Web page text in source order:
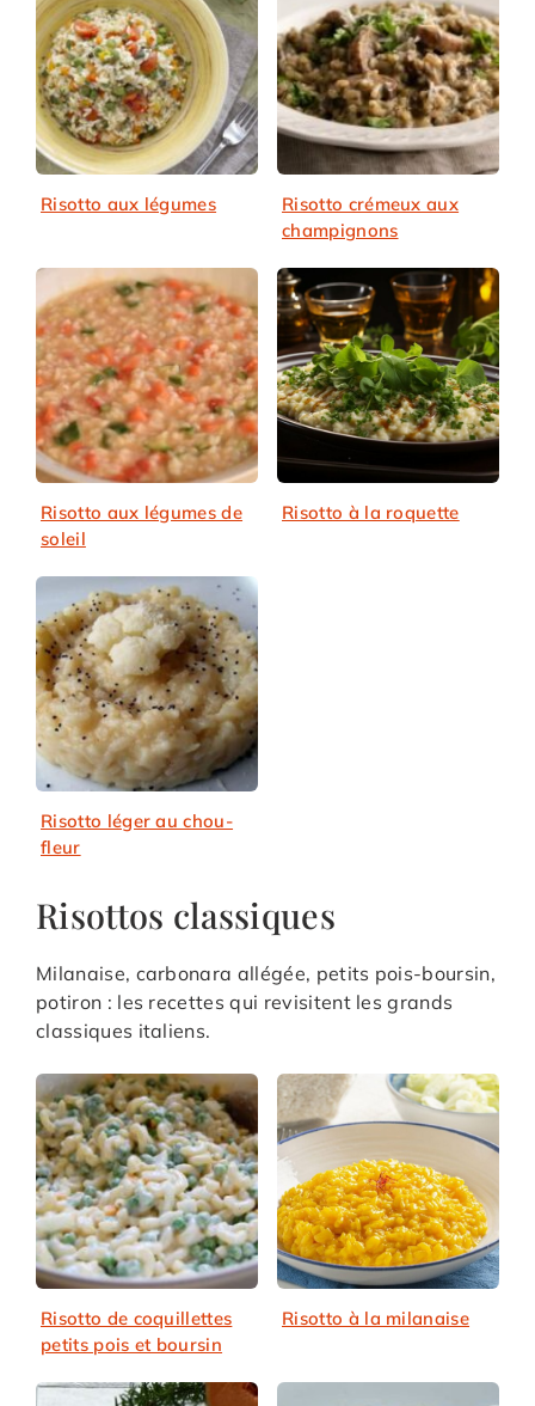
Risotto aux légumes
Risotto crémeux aux
champignons
Risotto aux légumes de
soleil
Risotto à la roquette
Risotto léger au chou-
fleur
Risottos classiques
Milanaise, carbonara allégée, petits pois-boursin,
potiron : les recettes qui revisitent les grands
classiques italiens.
Risotto de coquillettes
petits pois et boursin
Risotto à la milanaise